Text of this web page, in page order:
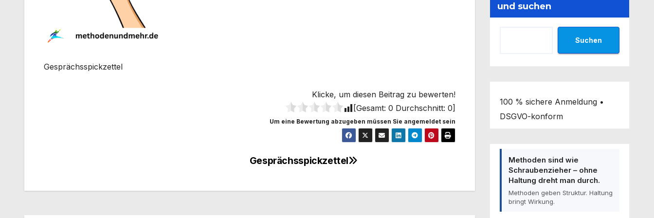
Gesprächsspickzettel
Klicke, um diesen Beitrag zu bewerten!
[Gesamt: 0 Durchschnitt: 0]
Um eine Bewertung abzugeben müssen Sie angemeldet sein
Gesprächsspickzettel
und suchen
Suchen
100 % sichere Anmeldung •
DSGVO-konform
Methoden sind wie
Schraubenzieher – ohne
Haltung dreht man durch.
Methoden geben Struktur. Haltung
bringt Wirkung.